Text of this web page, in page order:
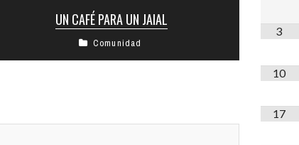
UN CAFÉ PARA UN JAIAL
¡AYUDEMOS JUNTOS! La Campaña “Un café
para un Jaial”, destinada al proyecto Jaialim
Comunidad
3
10
17